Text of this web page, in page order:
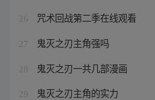
26 咒术回战第二季在线观看
27 鬼灭之刃主角强吗
28 鬼灭之刃一共几部漫画
29 鬼灭之刃主角的实力